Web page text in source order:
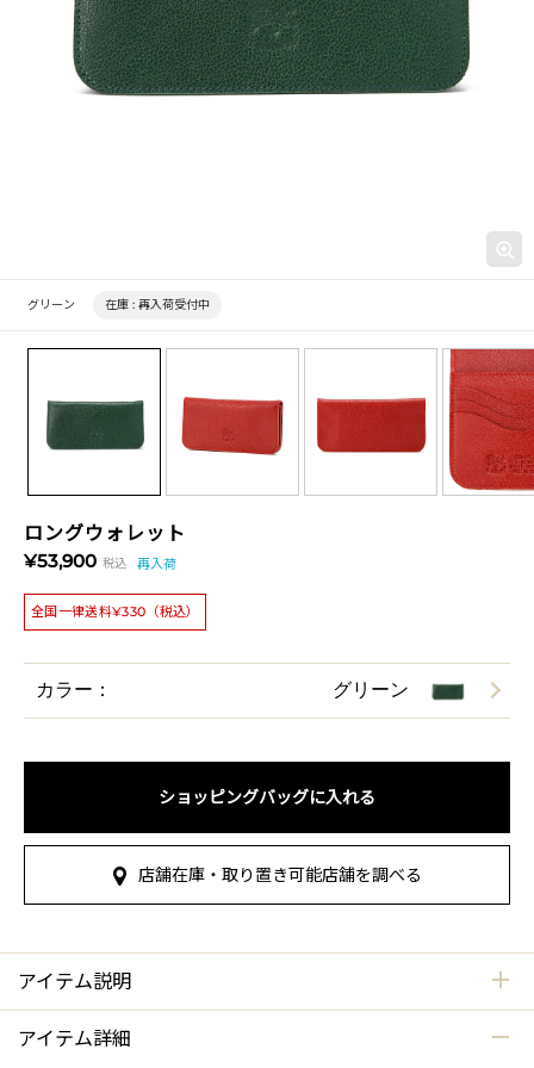
ロングウォレット
¥53,900 税込 再入荷
全国一律送料¥330（税込）
グリーン 在庫 : 再入荷受付中
カラー： グリーン
ショッピングバッグに入れる
店舗在庫・取り置き可能店舗を調べる
アイテム説明
アイテム詳細